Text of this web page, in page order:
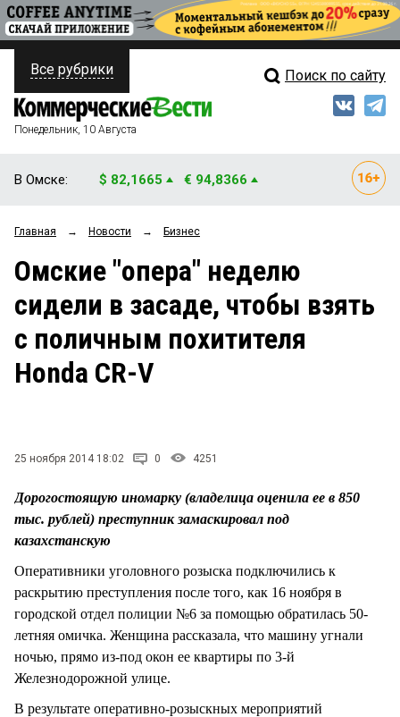
ПОЛИТИКА
ФИНАНСЫ
ОБЩЕСТВО
ЗАКОН
НОВОСТИ КОМПАНИЙ
ПРОИСШЕСТВИЯ
Свежий выпуск
Рейтинги
Блоги
Архив
Все рубрики Поиск по сайту
Понедельник, 10 Августа
В Омске: $ 82,1665 € 94,8366
Главная → Новости → Бизнес
Омские "опера" неделю
сидели в засаде, чтобы взять
с поличным похитителя
Honda CR-V
25 ноября 2014 18:02 0 4251
Дорогостоящую иномарку (владелица оценила ее в 850
тыс. рублей) преступник замаскировал под
казахстанскую
Оперативники уголовного розыска подключились к
раскрытию преступления после того, как 16 ноября в
городской отдел полиции №6 за помощью обратилась 50-
летняя омичка. Женщина рассказала, что машину угнали
ночью, прямо из-под окон ее квартиры по 3-й
Железнодорожной улице.
В результате оперативно-розыскных мероприятий